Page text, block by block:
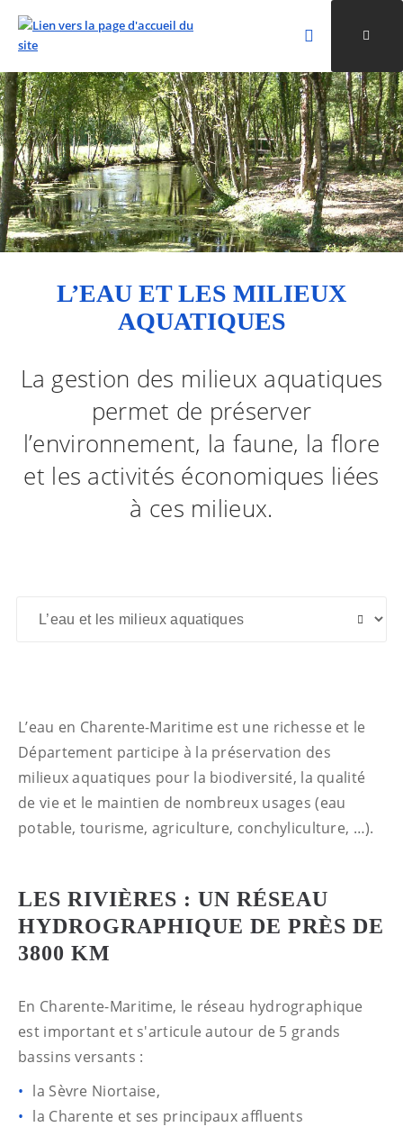
ALLER AU CONTENU
ALLER AU MENU
ALLER À LA RECHERCHE
Rechercher
Valider la
L’EAU ET LES MILIEUX
AQUATIQUES
La gestion des milieux aquatiques
permet de préserver
l’environnement, la faune, la flore
et les activités économiques liées
à ces milieux.
L’eau en Charente-Maritime est une richesse et le
Département participe à la préservation des
milieux aquatiques pour la biodiversité, la qualité
de vie et le maintien de nombreux usages (eau
potable, tourisme, agriculture, conchyliculture, …).
LES RIVIÈRES : UN RÉSEAU
HYDROGRAPHIQUE DE PRÈS DE
3800 KM
En Charente-Maritime, le réseau hydrographique
est important et s'articule autour de 5 grands
bassins versants :
la Sèvre Niortaise,
la Charente et ses principaux affluents